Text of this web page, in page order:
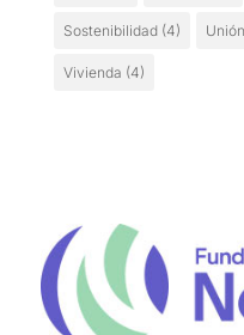
Sostenibilidad(4)
Vivienda (4)